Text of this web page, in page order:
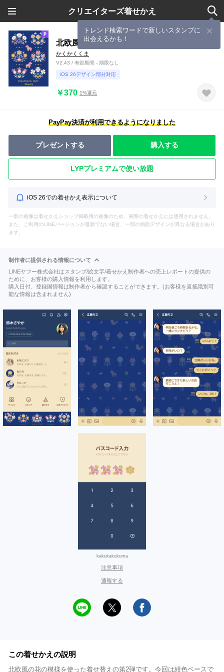
クリエイターズ着せかえ
トレンド検索ワードで新しいスタンプに
出会えるかも！
北欧風花もよう 2
かくかくくま
V2.43 / 有効期間 - 期限なし
iOS 26デザイン部分対応
￥370 1%還元
PayPay決済が利用できるようになりました
プレゼントする 購入する
LYPプレミアムで使い放題
iOS 26での着せかえ表示について
一部の画像は着せかえショップ掲載用の画像のため、実際の着せかえには適用されません。
また、ご利用のLINEバージョンが最新でない場合、一部の画面デザインが異なる場合があり
ます。
制作者に提供される情報について
LINEヤフー株式会社はスタンプ/絵文字/着せかえ制作者への売上レポートの提供の
ために、お客様の購入情報を利用します。
購入日付、登録国情報は制作者から確認することができます。(お客様を直接識別可
能な情報は含まれません)
kakukakukuma
注意事項
通報する
この着せかえの説明
北欧風の花の模様を使った着せ替えの第2弾です。今回は紺色ベースで